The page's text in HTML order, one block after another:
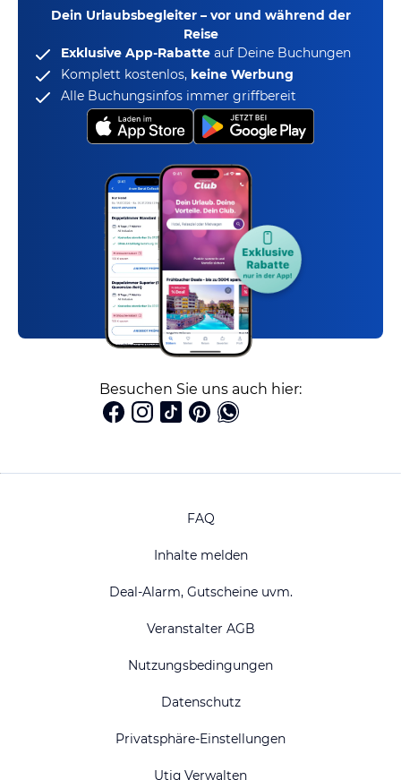
Dein Urlaubsbegleiter – vor und während der
Reise
Exklusive App-Rabatte auf Deine Buchungen
Komplett kostenlos, keine Werbung
Alle Buchungsinfos immer griffbereit
Besuchen Sie uns auch hier:
FAQ
Inhalte melden
Deal-Alarm, Gutscheine uvm.
Veranstalter AGB
Nutzungsbedingungen
Datenschutz
Privatsphäre-Einstellungen
Utiq Verwalten